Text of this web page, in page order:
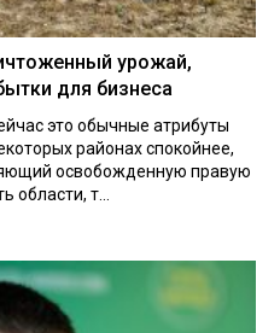
урожай,
для бизнеса
это обычные атрибуты
районах спокойнее,
освобожденную правую
области, т...